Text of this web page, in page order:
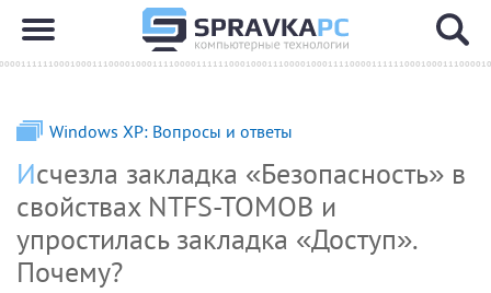
Windows XP: Вопросы и ответы
Исчезла закладка «Безопасность» в
свойствах NTFS-TOMOB и
упростилась закладка «Доступ».
Почему?